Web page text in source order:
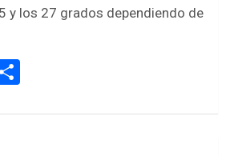
y los 27 grados dependiendo de
ar